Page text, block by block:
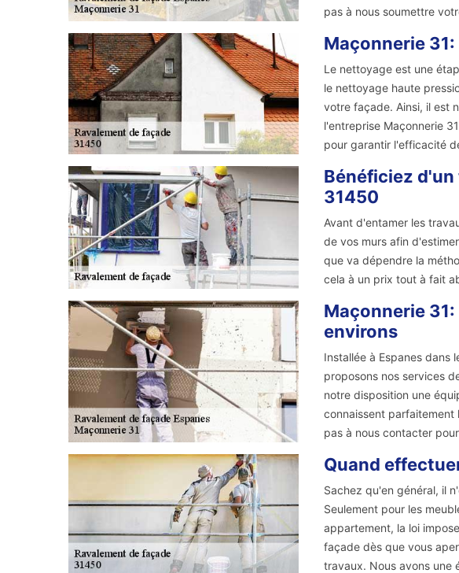
pas à nous soumettre
Maçonnerie
Le nettoyage est une
le nettoyage haute
votre façade. Ainsi, il est
l'entreprise Maçonnerie
pour garantir l'efficacité
Bénéficiez d'un
31450
Avant d'entamer les
de vos murs afin
que va dépendre la
cela à un prix tout à fait
Maçonnerie
environs
Installée à Espanes dans
proposons nos services
notre disposition une
connaissent
pas à nous contacter
Quand
Sachez qu'en général, il
Seulement pour les
appartement, la loi
façade dès que vous
travaux. Nous avons une